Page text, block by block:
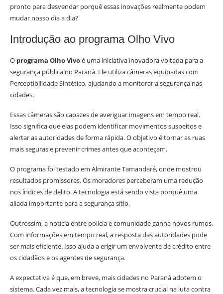
pronto para desvendar porquê essas inovações realmente podem
mudar nosso dia a dia?
Introdução ao programa Olho Vivo
O programa Olho Vivoé uma iniciativa inovadora voltada para a
segurança pública no Paraná. Ele utiliza câmeras equipadas com
Perceptibilidade Sintético, ajudando a monitorar a segurança nas
cidades.
Essas câmeras são capazes de averiguar imagens em tempo real.
Isso significa que elas podem identificar movimentos suspeitos e
alertar as autoridades de forma rápida. O objetivo é tornar as ruas
mais seguras e prevenir crimes antes que aconteçam.
O programa foi testado em Almirante Tamandaré, onde mostrou
resultados promissores. Os moradores perceberam uma redução
nos índices de delito. A tecnologia está sendo vista porquê uma
aliada importante para a segurança sítio.
Outrossim, a notícia entre polícia e comunidade ganha novos rumos.
Com informações em tempo real, a resposta das autoridades pode
ser mais eficiente. Isso ajuda a erigir um envolvente de crédito entre
os cidadãos e os agentes de segurança.
A expectativa é que, em breve, mais cidades no Paraná adotem o
sistema. Cada vez mais, a tecnologia se mostra crucial na luta contra